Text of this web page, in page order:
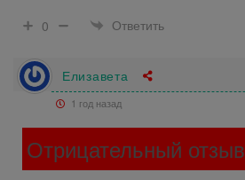
0
Ответить
Елизавета
1 год назад
Отрицательный отзыв